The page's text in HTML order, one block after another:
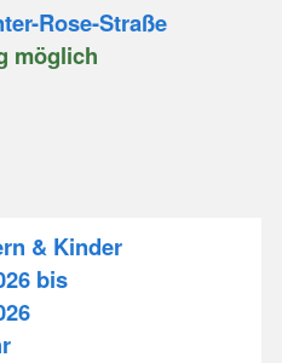
Rose-Straße
möglich
& Kinder
bis